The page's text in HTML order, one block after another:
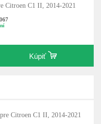
Citroen C1 II, 2014-2021
Kúpiť
Citroen C1 II, 2014-2021